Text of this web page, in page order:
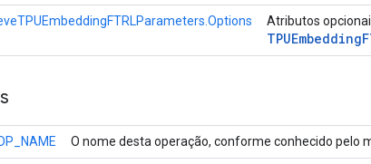
Atributos
TPUEmbedding
O nome desta operação, conforme conhecido pelo